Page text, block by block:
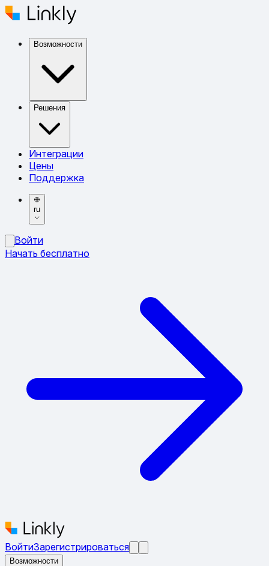
Возможности
Решения
Интеграции
Цены
Поддержка
ru
Войти
Начать бесплатно
ВойтиЗарегистрироваться
Возможности